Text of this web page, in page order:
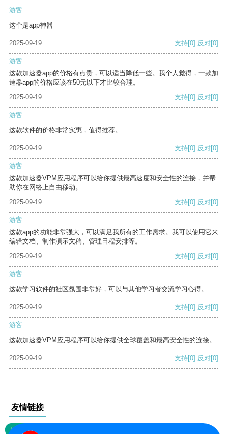
游客
这个是app神器
2025-09-19 支持[0] 反对[0]
游客
这款加速器app的价格有点贵，可以适当降低一些。我个人觉得，一款加
速器app的价格应该在50元以下才比较合理。
2025-09-19
支持[0] 反对[0]
游客
这款软件的价格非常实惠，值得推荐。
2025-09-19 支持[0] 反对[0]
游客
这款加速器VPM应用程序可以给你提供最高速度和安全性的连接，并帮
助你在网络上自由移动。
2025-09-19
支持[0] 反对[0]
游客
这款app的功能非常强大，可以满足我所有的工作需求。我可以使用它来
编辑文档、制作演示文稿、管理日程安排等。
2025-09-19
支持[0] 反对[0]
游客
这款学习软件的社区氛围非常好，可以与其他学习者交流学习心得。
2025-09-19 支持[0] 反对[0]
游客
这款加速器VPM应用程序可以给你提供全球覆盖和最高安全性的连接。
2025-09-19 支持[0] 反对[0]
友情链接
网站地图